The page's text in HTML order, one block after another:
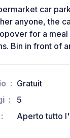
car
anyone, the
for a
Bin in front of
Gratuit
5
Aperto tutto